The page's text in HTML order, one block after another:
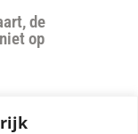
de
op